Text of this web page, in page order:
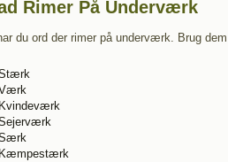
Rimer På Underværk
du ord der rimer på underværk. Brug